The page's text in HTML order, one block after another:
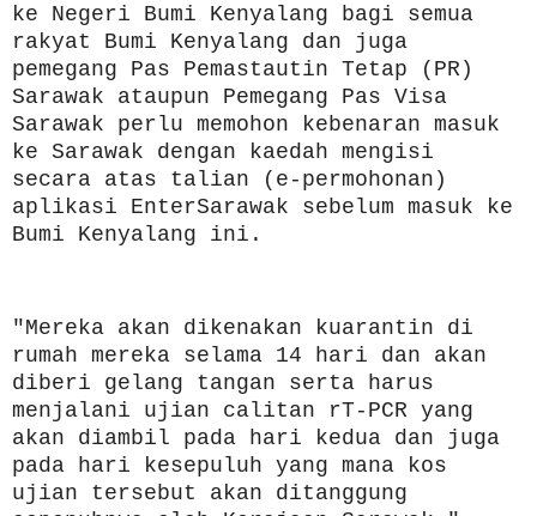
ke Negeri Bumi Kenyalang bagi semua
rakyat Bumi Kenyalang dan juga
pemegang Pas Pemastautin Tetap (PR)
Sarawak ataupun Pemegang Pas Visa
Sarawak perlu memohon kebenaran masuk
ke Sarawak dengan kaedah mengisi
secara atas talian (e-permohonan)
aplikasi EnterSarawak sebelum masuk ke
Bumi Kenyalang ini.
"Mereka akan dikenakan kuarantin di
rumah mereka selama 14 hari dan akan
diberi gelang tangan serta harus
menjalani ujian calitan rT-PCR yang
akan diambil pada hari kedua dan juga
pada hari kesepuluh yang mana kos
ujian tersebut akan ditanggung